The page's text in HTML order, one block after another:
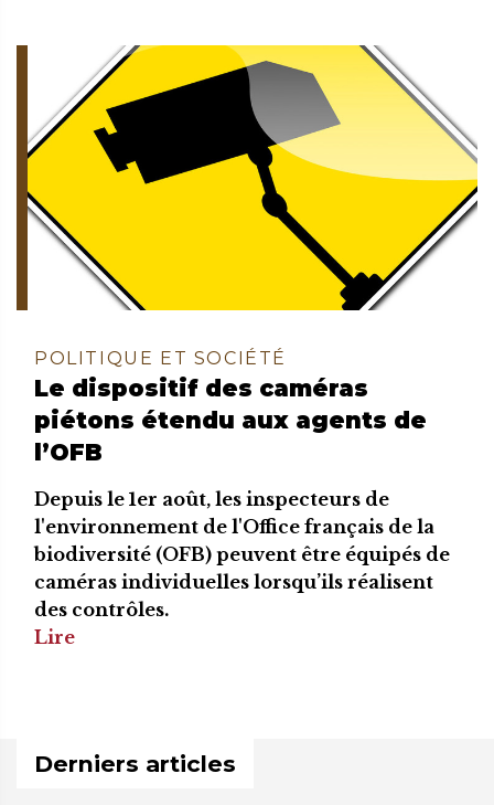
POLITIQUE ET SOCIÉTÉ
Le dispositif des caméras
piétons étendu aux agents de
l’OFB
Depuis le 1er août, les inspecteurs de
l'environnement de l'Office français de la
biodiversité (OFB) peuvent être équipés de
caméras individuelles lorsqu’ils réalisent
des contrôles.
Lire
Derniers articles